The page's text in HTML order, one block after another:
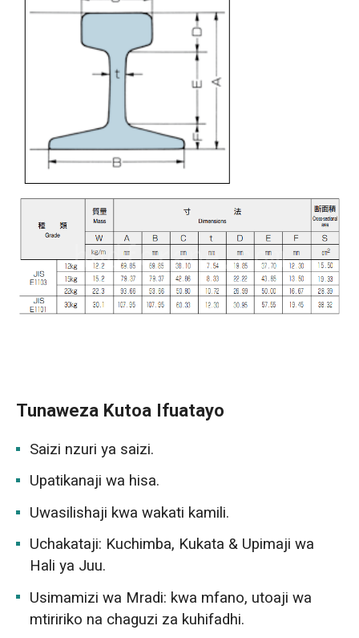
Tunaweza Kutoa Ifuatayo
Saizi nzuri ya saizi.
Upatikanaji wa hisa.
Uwasilishaji kwa wakati kamili.
Uchakataji: Kuchimba, Kukata & Upimaji wa
Hali ya Juu.
Usimamizi wa Mradi: kwa mfano, utoaji wa
mtiririko na chaguzi za kuhifadhi.